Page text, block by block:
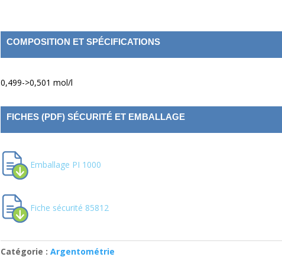
COMPOSITION ET SPÉCIFICATIONS
0,499->0,501 mol/l
FICHES (PDF) SÉCURITÉ ET EMBALLAGE
Emballage PI 1000
Fiche sécurité 85812
Catégorie : Argentométrie